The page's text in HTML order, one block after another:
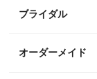
ブライダル
オーダーメイド